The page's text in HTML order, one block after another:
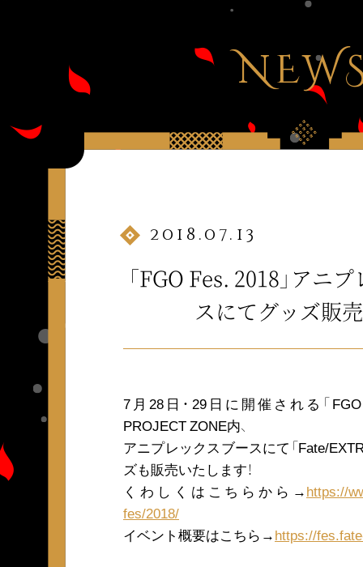
2018.07.13
「FGO Fes. 2018」アニ
スにてグッズ販売
7月28日・29日に開催される「
PROJECT ZONE内、
アニプレックスブースにて「Fate/
ズも販売いたします！
くわしくはこちらから→https://
fes/2018/
イベント概要はこちら→https://